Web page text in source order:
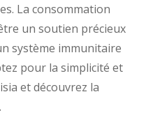
La consommation
un soutien précieux
système immunitaire
pour la simplicité et
et découvrez la